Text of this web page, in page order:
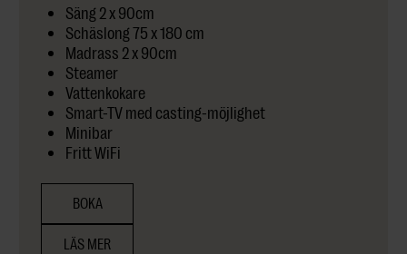
Säng 2 x 90cm
Schäslong 75 x 180 cm
Madrass 2 x 90cm
Steamer
Vattenkokare
Smart-TV med casting-möjlighet
Minibar
Fritt WiFi
BOKA
LÄS MER